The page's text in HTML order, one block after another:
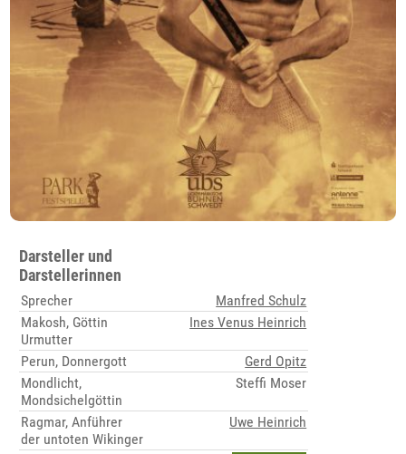
Darsteller und
Darstellerinnen
Sprecher
Manfred Schulz
Makosh, Göttin
Urmutter
Ines Venus Heinrich
Perun, Donnergott
Gerd Opitz
Mondlicht,
Mondsichelgöttin
Steffi Moser
Ragmar, Anführer
der untoten Wikinger
Uwe Heinrich